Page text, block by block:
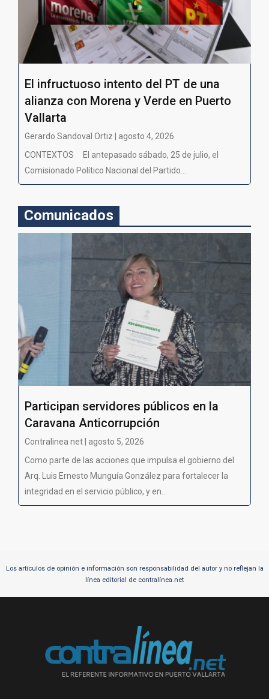
El infructuoso intento del PT de una
alianza con Morena y Verde en Puerto
Vallarta
Gerardo Sandoval Ortiz | agosto 4, 2026
CONTEXTOS El antepasado sábado, 25 de julio, el
Comisionado Político Nacional del Partido...
Comunicados
Participan servidores públicos en la
Caravana Anticorrupción
Contralinea net | agosto 5, 2026
Como parte de las acciones que impulsa el gobierno del
Arq. Luis Ernesto Munguía González para fortalecer la
integridad en el servicio público, y en...
Los artículos de opinión e información son responsabilidad del autor y no reflejan la
línea editorial de contralínea.net